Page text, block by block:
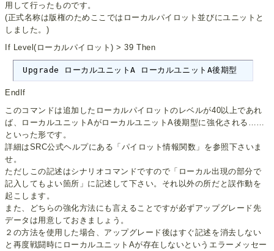
用して行ったものです。
(正式名称は版権のためここではローカルパイロット並びにユニットと
しました。)
If Level(ローカルパイロット) > 39 Then
Upgrade ローカルユニットA ローカルユニットA後期型
EndIf
このコマンドは追加したローカルパイロットのレベルが40以上であれ
ば、ローカルユニットAがローカルユニットA後期型に強化される……
といった形です。
詳細はSRC公式ヘルプにある「パイロット情報関数」を参照下さいま
せ。
ただしこの記述はシナリオコマンドですので「ローカル出現の部分で
記入してもよい箇所」に記述して下さい。それ以外の所だと誤作動を
起こします。
また、どちらの強化方法にも言えることですが必ずアップグレード先
データは用意しておきましょう。
２の方法を使用した場合、アップグレード後はすぐ記述を消去しない
と再度戦闘時にローカルユニットAが存在しないというエラーメッセー